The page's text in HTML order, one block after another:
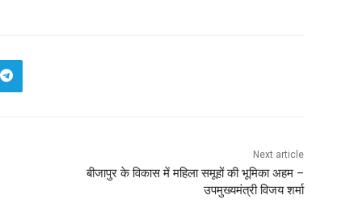
Next article
बीजापुर के विकास में महिला समूहों की भूमिका अहम –
उपमुख्यमंत्री विजय शर्मा